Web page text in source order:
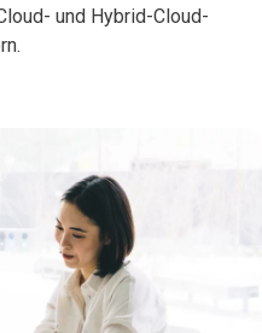
und Hybrid-Cloud-